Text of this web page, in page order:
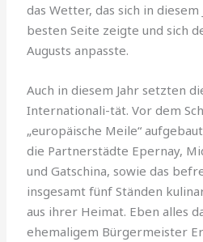
das Wetter, das sich in
besten Seite zeigte und sich
Augusts anpasste.
Auch in diesem Jahr setzten
Internationali-tät. Vor dem
„europäische Meile“
die Partner­städte Epernay,
und Gatschina, sowie das
insgesamt fünf Ständen
aus ihrer Heimat. Eben alles
ehemaligem Bürgermeister